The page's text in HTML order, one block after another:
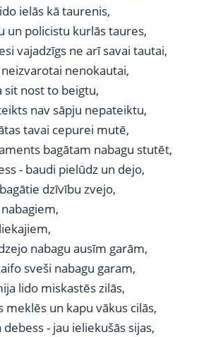
ielās kā taurenis,
un policistu kurlās taures,
vajadzīgs ne arī savai tautai,
nenokautai,
sit nost to beigtu,
nav sāpju nepateiktu,
tavai cepurei mutē,
bagātam nabagu stutēt,
- baudi pielūdz un dejo,
dzīvību zvejo,
nabagu ausīm garām,
sveši nabagu garam,
lido miskastēs zilās,
meklēs un kapu vākus cilās,
- jau ieliekušās sijas,